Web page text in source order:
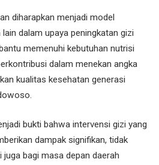
diharapkan menjadi model
dalam upaya peningkatan gizi
memenuhi kebutuhan nutrisi
dalam menekan angka
kualitas kesehatan generasi
bukti bahwa intervensi gizi yang
dampak signifikan, tidak
juga bagi masa depan daerah